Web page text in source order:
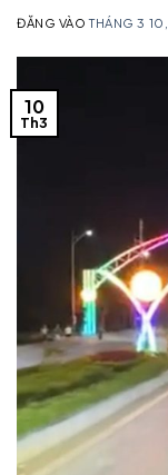
ĐĂNG VÀOTHÁNG 3
10
Th3